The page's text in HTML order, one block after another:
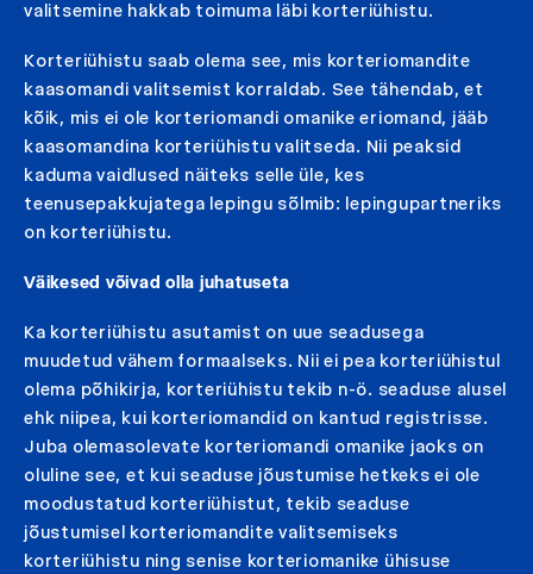
valitsemine hakkab toimuma läbi korteriühistu.
Korteriühistu saab olema see, mis korteriomandite
kaasomandi valitsemist korraldab. See tähendab, et
kõik, mis ei ole korteriomandi omanike eriomand, jääb
kaasomandina korteriühistu valitseda. Nii peaksid
kaduma vaidlused näiteks selle üle, kes
teenusepakkujatega lepingu sõlmib: lepingupartneriks
on korteriühistu.
Väikesed võivad olla juhatuseta
Ka korteriühistu asutamist on uue seadusega
muudetud vähem formaalseks. Nii ei pea korteriühistul
olema põhikirja, korteriühistu tekib n-ö. seaduse alusel
ehk niipea, kui korteriomandid on kantud registrisse.
Juba olemasolevate korteriomandi omanike jaoks on
oluline see, et kui seaduse jõustumise hetkeks ei ole
moodustatud korteriühistut, tekib seaduse
jõustumisel korteriomandite valitsemiseks
korteriühistu ning senise korteriomanike ühisuse